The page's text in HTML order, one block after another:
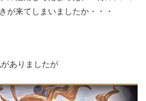
が来てしまいましたか・・・
ありましたが